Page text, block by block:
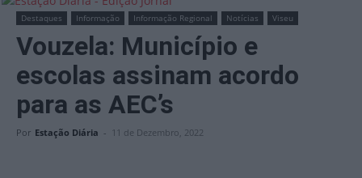
Destaques Informação Informação Regional Notícias Viseu
Vouzela: Município e
escolas assinam acordo
para as AEC’s
Por Estação Diária - 11 de Dezembro, 2022